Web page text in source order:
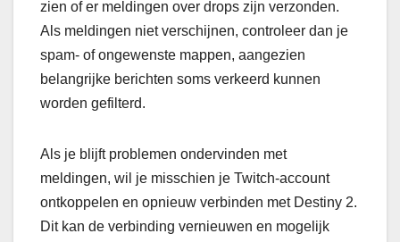
zien of er meldingen over drops zijn verzonden.
Als meldingen niet verschijnen, controleer dan je
spam- of ongewenste mappen, aangezien
belangrijke berichten soms verkeerd kunnen
worden gefilterd.
Als je blijft problemen ondervinden met
meldingen, wil je misschien je Twitch-account
ontkoppelen en opnieuw verbinden met Destiny 2.
Dit kan de verbinding vernieuwen en mogelijk